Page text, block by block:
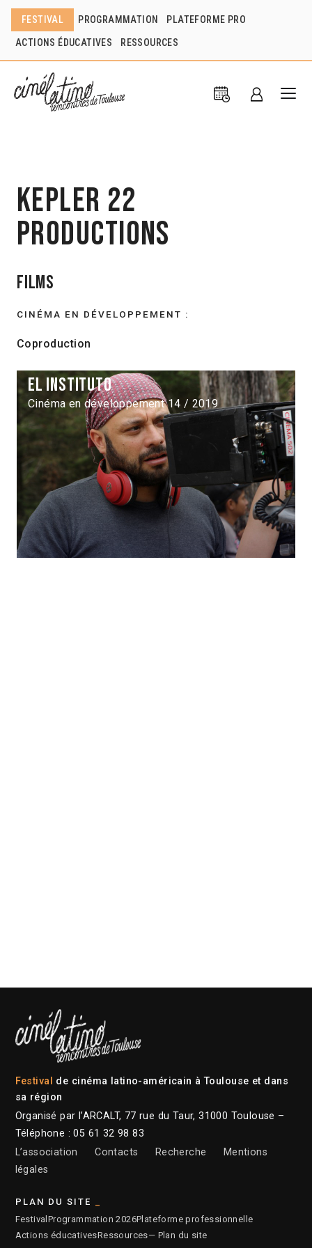
FESTIVAL PROGRAMMATION PLATEFORME PRO
ACTIONS ÉDUCATIVES RESSOURCES
Kepler 22
Productions
Films
CINÉMA EN DÉVELOPPEMENT :
Coproduction
El instituto
Cinéma en développement 14 / 2019
Festival de cinéma latino-américain à Toulouse et dans
sa région
Organisé par l’ARCALT, 77 rue du Taur, 31000 Toulouse –
Téléphone : 05 61 32 98 83
L’association
Contacts Recherche
Mentions
légales
PLAN DU SITE
Festival Programmation 2026Plateforme professionnelle
Actions éducativesRessources— Plan du site